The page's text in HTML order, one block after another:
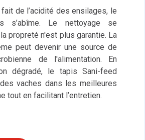
de l’acidité des ensilages, le
s’abîme. Le nettoyage se
propreté n'est plus garantie. La
peut devenir une source de
de l'alimentation. En
dégradé, le tapis Sani-feed
vaches dans les meilleures
tout en facilitant l’entretien.